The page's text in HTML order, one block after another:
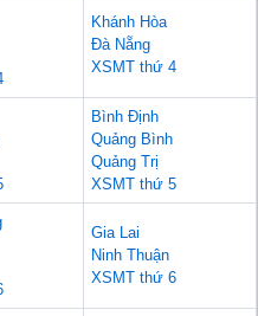
Khánh Hòa
Đà Nẵng
XSMT thứ 4
Bình Định
Quảng Bình
Quảng Trị
XSMT thứ 5
Gia Lai
Ninh Thuận
XSMT thứ 6